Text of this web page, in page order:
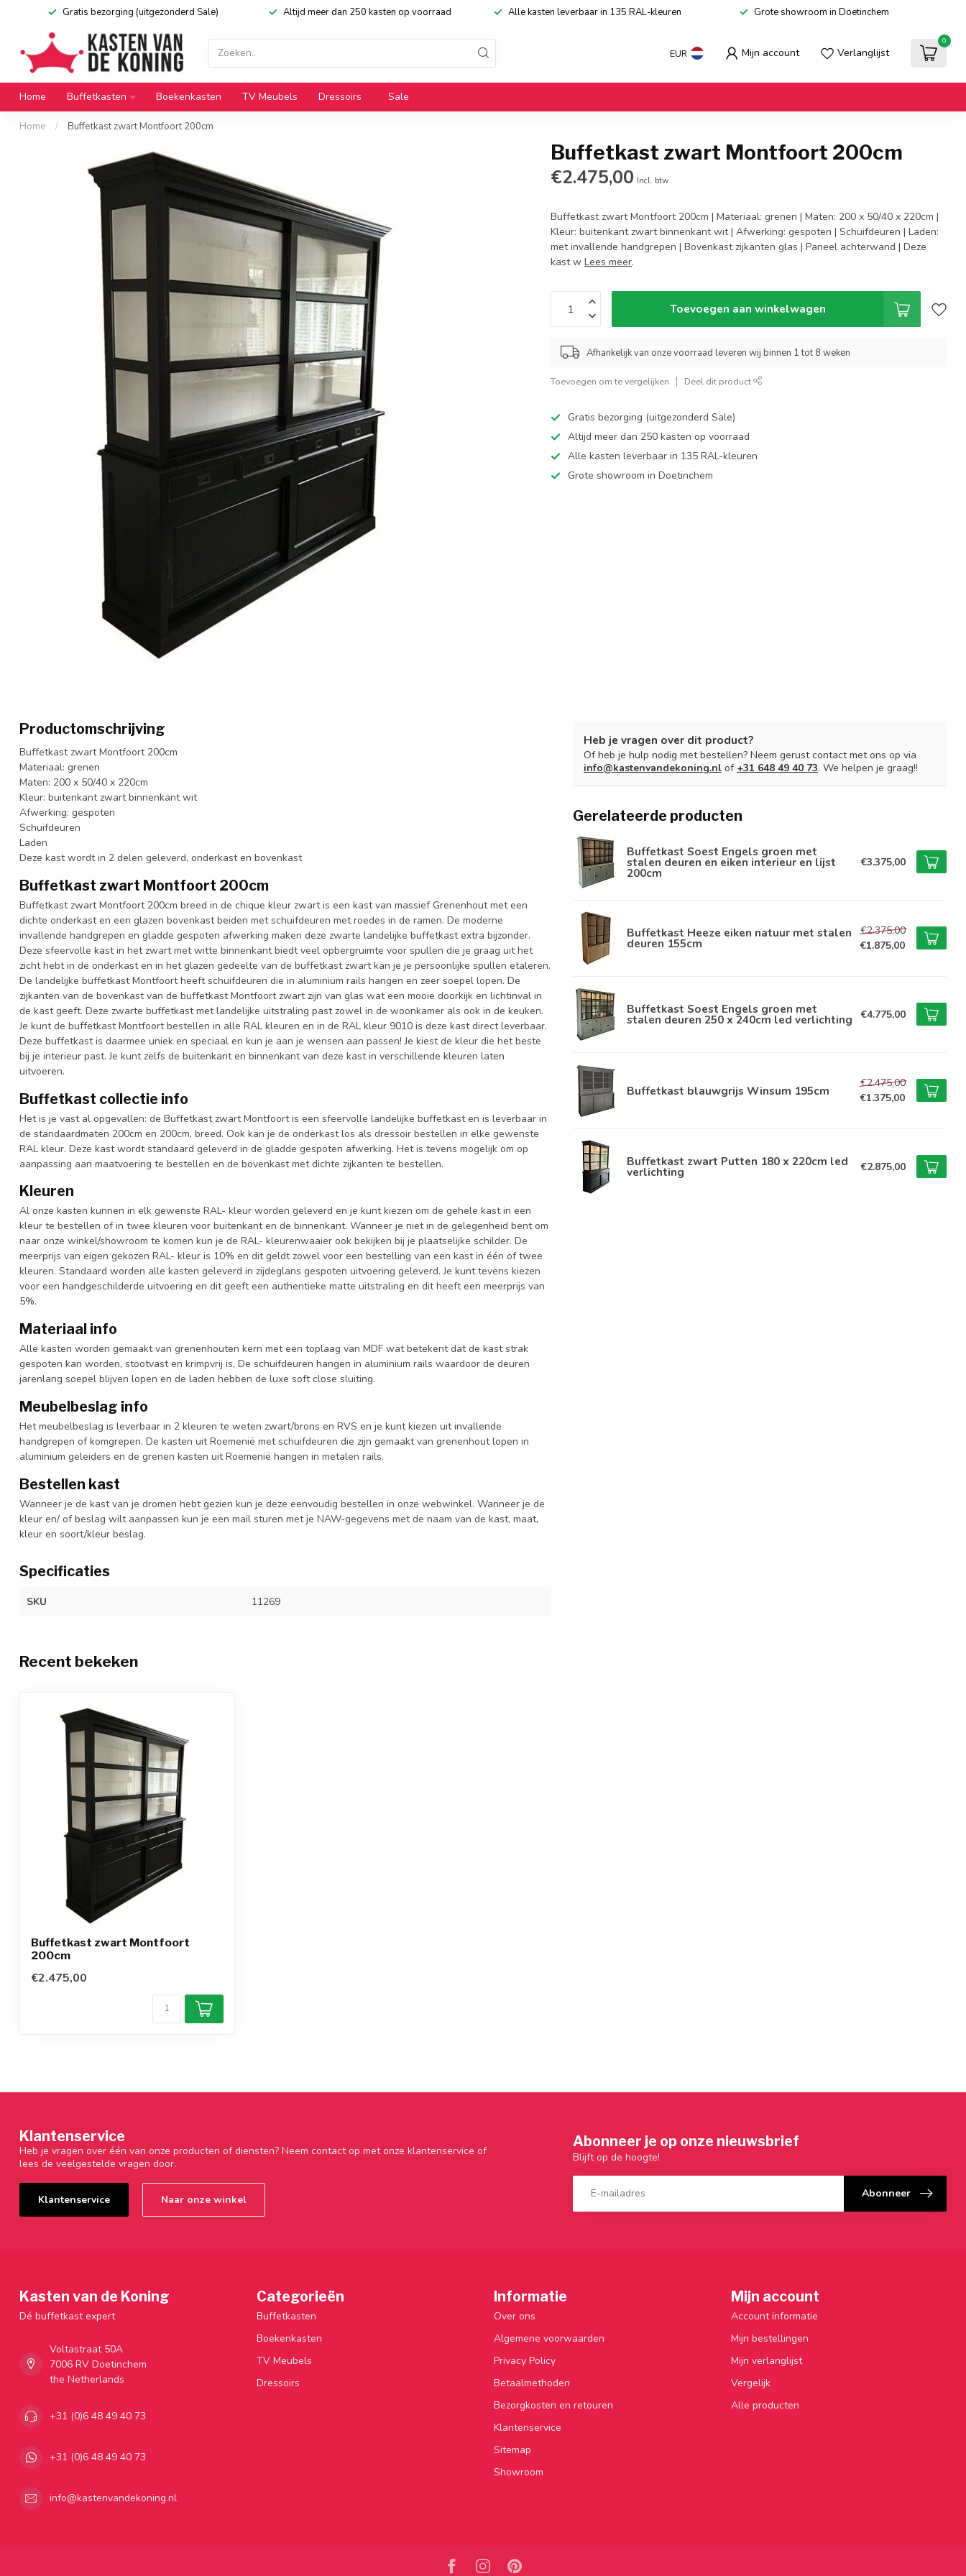
Gratis bezorging (uitgezonderd Sale) Altijd meer dan 250 kasten op voorraad Alle kasten leverbaar in 135 RAL-kleuren Grote showroom in Doetinchem
EUR Mijn account Verlanglijst
0
Home Buffetkasten Boekenkasten TV Meubels Dressoirs Sale
Home / Buffetkast zwart Montfoort 200cm
Buffetkast zwart Montfoort 200cm
€2.475,00 Incl. btw
Buffetkast zwart Montfoort 200cm | Materiaal: grenen | Maten: 200 x 50/40 x 220cm |
Kleur: buitenkant zwart binnenkant wit | Afwerking: gespoten | Schuifdeuren | Laden:
met invallende handgrepen | Bovenkast zijkanten glas | Paneel achterwand | Deze
kast wLees meer.
Toevoegen aan winkelwagen
Afhankelijk van onze voorraad leveren wij binnen 1 tot 8 weken
Toevoegen om te vergelijken Deel dit product
Gratis bezorging (uitgezonderd Sale)
Altijd meer dan 250 kasten op voorraad
Alle kasten leverbaar in 135 RAL-kleuren
Grote showroom in Doetinchem
Productomschrijving
Buffetkast zwart Montfoort 200cm
Materiaal: grenen
Maten: 200 x 50/40 x 220cm
Kleur: buitenkant zwart binnenkant wit
Afwerking: gespoten
Schuifdeuren
Laden
Deze kast wordt in 2 delen geleverd, onderkast en bovenkast
Buffetkast zwart Montfoort 200cm
Buffetkast zwart Montfoort 200cm breed in de chique kleur zwart is een kast van massief Grenenhout met een
dichte onderkast en een glazen bovenkast beiden met schuifdeuren met roedes in de ramen. De moderne
invallende handgrepen en gladde gespoten afwerking maken deze zwarte landelijke buffetkast extra bijzonder.
Deze sfeervolle kast in het zwart met witte binnenkant biedt veel opbergruimte voor spullen die je graag uit het
zicht hebt in de onderkast en in het glazen gedeelte van de buffetkast zwart kan je je persoonlijke spullen etaleren.
De landelijke buffetkast Montfoort heeft schuifdeuren die in aluminium rails hangen en zeer soepel lopen. De
zijkanten van de bovenkast van de buffetkast Montfoort zwart zijn van glas wat een mooie doorkijk en lichtinval in
de kast geeft. Deze zwarte buffetkast met landelijke uitstraling past zowel in de woonkamer als ook in de keuken.
Je kunt de buffetkast Montfoort bestellen in alle RAL kleuren en in de RAL kleur 9010 is deze kast direct leverbaar.
Deze buffetkast is daarmee uniek en speciaal en kun je aan je wensen aan passen! Je kiest de kleur die het beste
bij je interieur past. Je kunt zelfs de buitenkant en binnenkant van deze kast in verschillende kleuren laten
uitvoeren.
Buffetkast collectie info
Het is je vast al opgevallen: de Buffetkast zwart Montfoort is een sfeervolle landelijke buffetkast en is leverbaar in
de standaardmaten 200cm en 200cm, breed. Ook kan je de onderkast los als dressoir bestellen in elke gewenste
RAL kleur. Deze kast wordt standaard geleverd in de gladde gespoten afwerking. Het is tevens mogelijk om op
aanpassing aan maatvoering te bestellen en de bovenkast met dichte zijkanten te bestellen.
Kleuren
Al onze kasten kunnen in elk gewenste RAL- kleur worden geleverd en je kunt kiezen om de gehele kast in een
kleur te bestellen of in twee kleuren voor buitenkant en de binnenkant. Wanneer je niet in de gelegenheid bent om
naar onze winkel/showroom te komen kun je de RAL- kleurenwaaier ook bekijken bij je plaatselijke schilder. De
meerprijs van eigen gekozen RAL- kleur is 10% en dit geldt zowel voor een bestelling van een kast in één of twee
kleuren. Standaard worden alle kasten geleverd in zijdeglans gespoten uitvoering geleverd. Je kunt tevens kiezen
voor een handgeschilderde uitvoering en dit geeft een authentieke matte uitstraling en dit heeft een meerprijs van
5%.
Materiaal info
Alle kasten worden gemaakt van grenenhouten kern met een toplaag van MDF wat betekent dat de kast strak
gespoten kan worden, stootvast en krimpvrij is, De schuifdeuren hangen in aluminium rails waardoor de deuren
jarenlang soepel blijven lopen en de laden hebben de luxe soft close sluiting.
Meubelbeslag info
Het meubelbeslag is leverbaar in 2 kleuren te weten zwart/brons en RVS en je kunt kiezen uit invallende
handgrepen of komgrepen. De kasten uit Roemenië met schuifdeuren die zijn gemaakt van grenenhout lopen in
aluminium geleiders en de grenen kasten uit Roemenië hangen in metalen rails.
Bestellen kast
Wanneer je de kast van je dromen hebt gezien kun je deze eenvoudig bestellen in onze webwinkel. Wanneer je de
kleur en/ of beslag wilt aanpassen kun je een mail sturen met je NAW-gegevens met de naam van de kast, maat,
kleur en soort/kleur beslag.
Specificaties
SKU 11269
Heb je vragen over dit product?
Of heb je hulp nodig met bestellen? Neem gerust contact met ons op via
info@kastenvandekoning.nl of +31 648 49 40 73. We helpen je graag!!
Gerelateerde producten
Buffetkast Soest Engels groen met
stalen deuren en eiken interieur en lijst
200cm
€3.375,00
Buffetkast Heeze eiken natuur met stalen
deuren 155cm
€2.375,00
€1.875,00
Buffetkast Soest Engels groen met
stalen deuren 250 x 240cm led verlichting €4.775,00
Buffetkast blauwgrijs Winsum 195cm
€2.475,00
€1.375,00
Buffetkast zwart Putten 180 x 220cm led
verlichting €2.875,00
Recent bekeken
Buffetkast zwart Montfoort
200cm
€2.475,00
Klantenservice
Heb je vragen over één van onze producten of diensten? Neem contact op met onze klantenservice of
lees de veelgestelde vragen door.
Klantenservice Naar onze winkel
Abonneer je op onze nieuwsbrief
Blijft op de hoogte!
Abonneer
Kasten van de Koning
Dé buffetkast expert
Voltastraat 50A
7006 RV Doetinchem
the Netherlands
+31 (0)6 48 49 40 73
+31 (0)6 48 49 40 73
info@kastenvandekoning.nl
Categorieën
Buffetkasten
Boekenkasten
TV Meubels
Dressoirs
Informatie
Over ons
Algemene voorwaarden
Privacy Policy
Betaalmethoden
Bezorgkosten en retouren
Klantenservice
Sitemap
Showroom
Mijn account
Account informatie
Mijn bestellingen
Mijn verlanglijst
Vergelijk
Alle producten